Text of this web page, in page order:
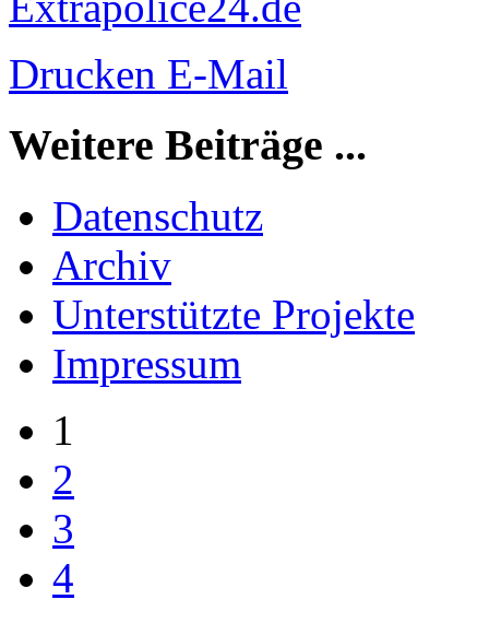
Drucken E-Mail
Weitere Beiträge ...
Datenschutz
Archiv
Unterstützte Projekte
Impressum
1
2
3
4